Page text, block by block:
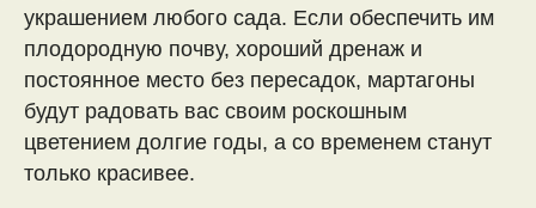
украшением любого сада. Если обеспечить им
плодородную почву, хороший дренаж и
постоянное место без пересадок, мартагоны
будут радовать вас своим роскошным
цветением долгие годы, а со временем станут
только красивее.